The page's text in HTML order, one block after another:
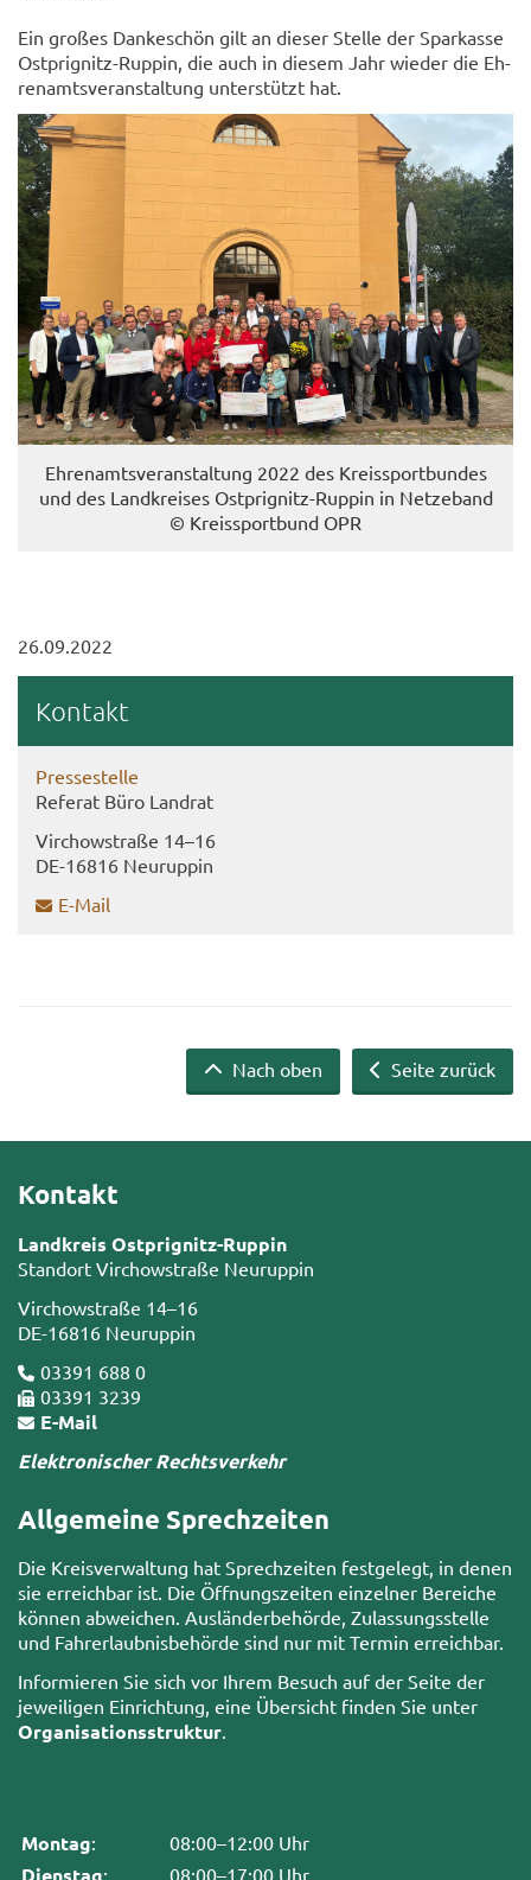
Ein gro­ßes Dan­ke­schön gilt an die­ser Stel­le der Spar­kas­se
Ostprignitz-​Ruppin, die auch in die­sem Jahr wie­der die Eh­
ren­amts­ver­an­stal­tung un­ter­stützt hat.
Eh­ren­amts­ver­an­stal­tung 2022 des Kreis­sport­bun­des
und des Land­krei­ses Ostprignitz-​Ruppin in Net­ze­band
© Kreis­sport­bund OPR
26.09.2022
Kon­takt
Pres­se­stel­le
Re­fe­rat Büro Land­rat
Virch­ow­stra­ße 14–16
DE-​16816 Neu­rup­pin
E-​Mail
Seite zurück
Nach oben
Kontakt
Landkreis Ostprignitz-Ruppin
Standort Virchowstraße Neuruppin
Virchowstraße 14–16
DE-16816 Neuruppin
03391 688 0
03391 3239
E-Mail
Elektronischer Rechtsverkehr
Allgemeine Sprechzeiten
Die Kreisverwaltung hat Sprechzeiten festgelegt, in denen
sie erreichbar ist. Die Öffnungszeiten einzelner Bereiche
können abweichen. Ausländerbehörde, Zulassungsstelle
und Fahrerlaubnisbehörde sind nur mit Termin erreichbar.
Informieren Sie sich vor Ihrem Besuch auf der Seite der
jeweiligen Einrichtung, eine Übersicht finden Sie unter
Organisationsstruktur.
Montag: 08:00–12:00 Uhr
Dienstag: 08:00–17:00 Uhr